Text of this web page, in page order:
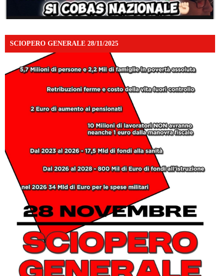
SCIOPERO GENERALE 28/11/2025